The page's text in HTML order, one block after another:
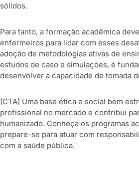
sólidos.
Para tanto, a formação acadêmica
enfermeiros para lidar com esses
adoção de metodologias ativas de
estudos de caso e simulações, é
desenvolver a capacidade de tomada
(CTA) Uma base ética e social bem
profissional no mercado e contribui
humanizado. Conheça os programas
prepare-se para atuar com
com a saúde pública.